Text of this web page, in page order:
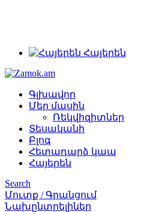
Հայերեն
Գլխավոր
Մեր մասին
Ռեկվիզիտներ
Տեսականի
Բլոգ
Հետադարձ կապ
Հայերեն
Search
Մուտք / Գրանցում
Նախընտրելիներ